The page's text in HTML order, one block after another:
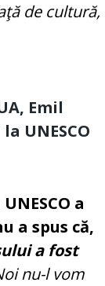
de cultură,
Emil
UNESCO
a
a spus că,
a fost
nu-l vom